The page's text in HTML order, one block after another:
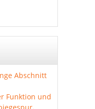
Abschnitt
Funktion und